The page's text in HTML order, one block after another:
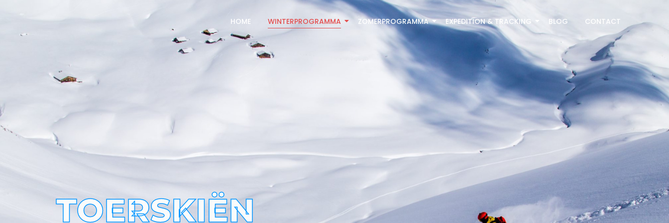
HOME WINTERPROGRAMMA ZOMERPROGRAMMA EXPEDITION & TRACKING BLOG CONTACT
TOERSKIËN